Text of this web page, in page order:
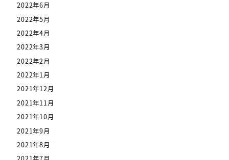
2022年6月
2022年5月
2022年4月
2022年3月
2022年2月
2022年1月
2021年12月
2021年11月
2021年10月
2021年9月
2021年8月